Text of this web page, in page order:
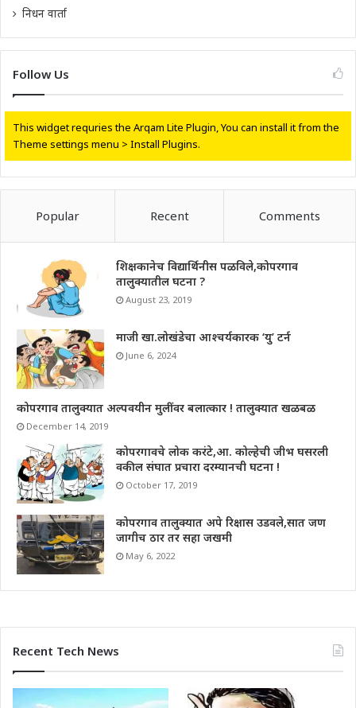
निधन वार्ता
Follow Us
This widget requries the Arqam Lite Plugin, You can install it from the
Theme settings menu > Install Plugins.
Popular Recent Comments
शिक्षकानेच विद्यार्थिनीस पळविले,कोपरगाव
तालुक्यातील घटना ?
August 23, 2019
माजी खा.लोखंडेचा आश्चर्यकारक ‘यु’ टर्न
June 6, 2024
कोपरगाव तालुक्यात अल्पवयीन मुलींवर बलात्कार ! तालुक्यात खळबळ
December 14, 2019
कोपरगावचे लोक करंटे,आ. कोल्हेची जीभ घसरली
वकील संघात प्रचारा दरम्यानची घटना !
October 17, 2019
कोपरगाव तालुक्यात अपे रिक्षास उडवले,सात जण
जागीच ठार तर सहा जखमी
May 6, 2022
Recent Tech News